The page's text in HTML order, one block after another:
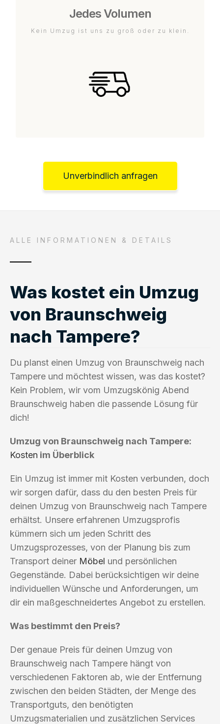
Jedes Volumen
Kein Umzug ist uns zu groß oder zu klein.
Unverbindlich anfragen
ALLE INFORMATIONEN & DETAILS
Was kostet ein Umzug
von Braunschweig
nach Tampere?
Du planst einen Umzug von Braunschweig nach
Tampere und möchtest wissen, was das kostet?
Kein Problem, wir vom Umzugskönig Abend
Braunschweig haben die passende Lösung für
dich!
Umzug von Braunschweig nach Tampere:
Kosten im Überblick
Ein Umzug ist immer mit Kosten verbunden, doch
wir sorgen dafür, dass du den besten Preis für
deinen Umzug von Braunschweig nach Tampere
erhältst. Unsere erfahrenen Umzugsprofis
kümmern sich um jeden Schritt des
Umzugsprozesses, von der Planung bis zum
Transport deiner Möbel und persönlichen
Gegenstände. Dabei berücksichtigen wir deine
individuellen Wünsche und Anforderungen, um
dir ein maßgeschneidertes Angebot zu erstellen.
Was bestimmt den Preis?
Der genaue Preis für deinen Umzug von
Braunschweig nach Tampere hängt von
verschiedenen Faktoren ab, wie der Entfernung
zwischen den beiden Städten, der Menge des
Transportguts, den benötigten
Umzugsmaterialien und zusätzlichen Services